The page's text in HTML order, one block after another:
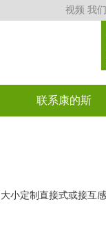
视频 我
联系康的斯
小定制直接式或接互